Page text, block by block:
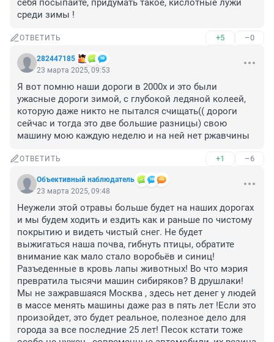
себя посыпайте, придумать такое, кислотные лужи
среди зимы !
ОТВЕТИТЬ +5 –0
282447185
23 марта 2025, 09:53
Я вот помню наши дороги в 2000х и это были
ужасные дороги зимой, с глубокой ледяной колеей,
которую даже никто не пытался счищать(( дороги
сейчас и тогда это две большие разницы) свою
машину мою каждую неделю и на ней нет ржавчины
ОТВЕТИТЬ +1 –6
Объективный наблюдатель
23 марта 2025, 09:48
Неужели этой отравы больше будет на наших дорогах
и мы будем ходить и ездить как и раньше по чистому
покрытию и видеть чистый снег. Не будет
выжигаться наша почва, гибнуть птицы, обратите
внимание как мало стало воробьёв и синиц!
Разъеденные в кровь лапы животных! Во что мэрия
превратила тысячи машин сибиряков? В друшлаки!
Мы не зажравшаяся Москва , здесь нет денег у людей
в массе менять машины даже раз в пять лет !Если это
произойдет, это будет реальное, полезное дело для
города за все последние 25 лет! Песок кстати тоже